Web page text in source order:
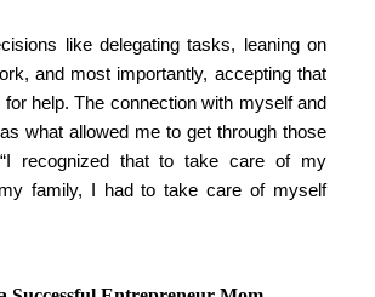
like delegating tasks, leaning on
and most importantly, accepting that
for help. The connection with myself and
what allowed me to get through those
recognized that to take care of my
family, I had to take care of myself